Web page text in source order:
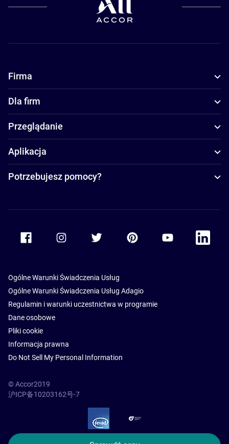
Firma
Dla firm
Przeglądanie
Aplikacja
Potrzebujesz pomocy?
Accor Youtube
Accor
Ogólne Warunki Świadczenia Usług
Ogólne Warunki Świadczenia Usług Adagio
Regulamin i warunki uczestnictwa w programie
Dane osobowe
Pliki cookie
Informacja prawna
Do Not Sell My Personal Information
© Accor2019
沪ICP备10203162号-7